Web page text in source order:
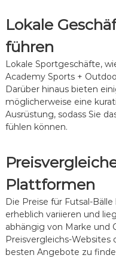
Lokale
führen
Lokale Sportgeschäfte,
Academy Sports +
Darüber hinaus bieten
möglicherweise eine
Ausrüstung, sodass Sie
fühlen können.
Plattformen
Die Preise für Futsal-
erheblich variieren und
abhängig von Marke und
Preisvergleichs-Websites
besten Angebote zu